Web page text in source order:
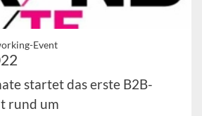
Event
startet das erste B2B-
rund um